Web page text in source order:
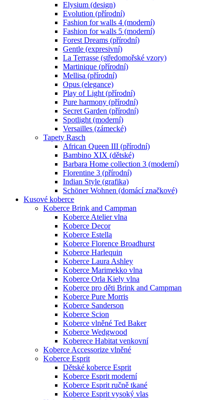
Elysium (design)
Evolution (přírodní)
Fashion for walls 4 (moderní)
Fashion for walls 5 (moderní)
Forest Dreams (přírodní)
Gentle (expresivní)
La Terrasse (středomořské vzory)
Martinique (přírodní)
Mellisa (přírodní)
Opus (elegance)
Play of Light (přírodní)
Pure harmony (přírodní)
Secret Garden (přírodní)
Spotlight (moderní)
Versailles (zámecké)
Tapety Rasch
African Queen III (přírodní)
Bambino XIX (dětské)
Barbara Home collection 3 (moderní)
Florentine 3 (přírodní)
Indian Style (grafika)
Schöner Wohnen (domácí značkové)
Kusové koberce
Koberce Brink and Campman
Koberce Atelier vlna
Koberce Decor
Koberce Estella
Koberce Florence Broadhurst
Koberce Harlequin
Koberce Laura Ashley
Koberce Marimekko vlna
Koberce Orla Kiely vlna
Koberce pro děti Brink and Campman
Koberce Pure Morris
Koberce Sanderson
Koberce Scion
Koberce vlněné Ted Baker
Koberce Wedgwood
Koberece Habitat venkovní
Koberce Accessorize vlněné
Koberce Esprit
Dětské koberce Esprit
Koberce Esprit moderní
Koberce Esprit ručně tkané
Koberce Esprit vysoký vlas